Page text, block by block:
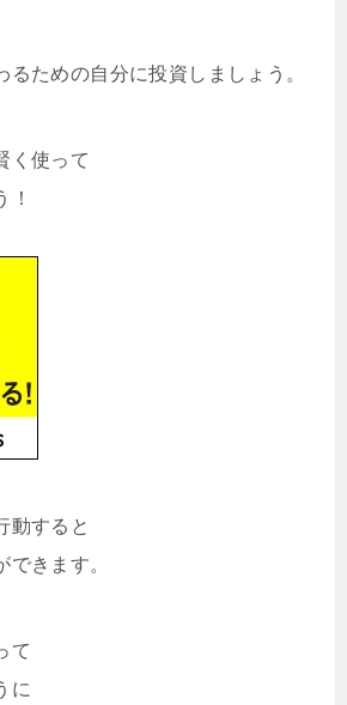
るための自分に投資しましょう。
く使って
！
動すると
できます。
て
に